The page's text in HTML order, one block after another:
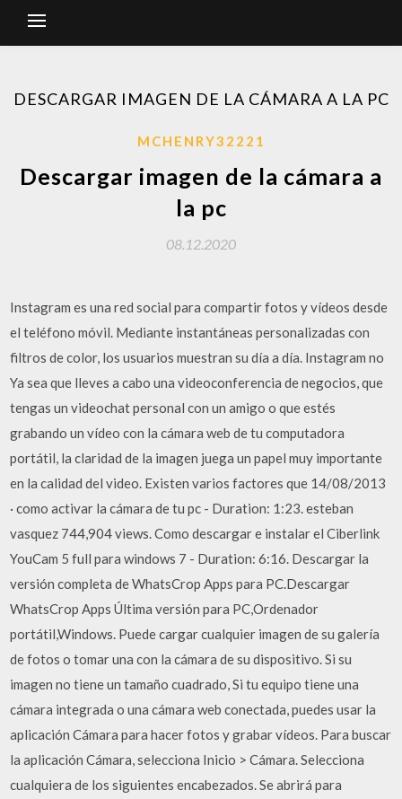
DESCARGAR IMAGEN DE LA CÁMARA A LA PC
MCHENRY32221
Descargar imagen de la cámara a
la pc
08.12.2020
Instagram es una red social para compartir fotos y vídeos desde
el teléfono móvil. Mediante instantáneas personalizadas con
filtros de color, los usuarios muestran su día a día. Instagram no
Ya sea que lleves a cabo una videoconferencia de negocios, que
tengas un videochat personal con un amigo o que estés
grabando un vídeo con la cámara web de tu computadora
portátil, la claridad de la imagen juega un papel muy importante
en la calidad del video. Existen varios factores que 14/08/2013
· como activar la cámara de tu pc - Duration: 1:23. esteban
vasquez 744,904 views. Como descargar e instalar el Ciberlink
YouCam 5 full para windows 7 - Duration: 6:16. Descargar la
versión completa de WhatsCrop Apps para PC.Descargar
WhatsCrop Apps Última versión para PC,Ordenador
portátil,Windows. Puede cargar cualquier imagen de su galería
de fotos o tomar una con la cámara de su dispositivo. Si su
imagen no tiene un tamaño cuadrado, Si tu equipo tiene una
cámara integrada o una cámara web conectada, puedes usar la
aplicación Cámara para hacer fotos y grabar vídeos. Para buscar
la aplicación Cámara, selecciona Inicio > Cámara. Selecciona
cualquiera de los siguientes encabezados. Se abrirá para